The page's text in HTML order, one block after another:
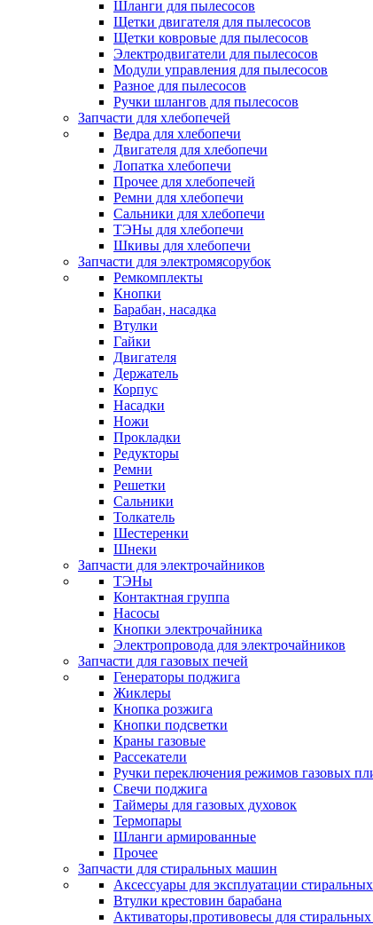
Шланги для пылесосов
Щетки двигателя для пылесосов
Щетки ковровые для пылесосов
Электродвигатели для пылесосов
Модули управления для пылесосов
Разное для пылесосов
Ручки шлангов для пылесосов
Запчасти для хлебопечей
Ведра для хлебопечи
Двигателя для хлебопечи
Лопатка хлебопечи
Прочее для хлебопечей
Ремни для хлебопечи
Сальники для хлебопечи
ТЭНы для хлебопечи
Шкивы для хлебопечи
Запчасти для электромясорубок
Ремкомплекты
Кнопки
Барабан, насадка
Втулки
Гайки
Двигателя
Держатель
Корпус
Насадки
Ножи
Прокладки
Редукторы
Ремни
Решетки
Сальники
Толкатель
Шестеренки
Шнеки
Запчасти для электрочайников
ТЭНы
Контактная группа
Насосы
Кнопки электрочайника
Электропровода для электрочайников
Запчасти для газовых печей
Генераторы поджига
Жиклеры
Кнопка розжига
Кнопки подсветки
Краны газовые
Рассекатели
Ручки переключения режимов газовых
Свечи поджига
Таймеры для газовых духовок
Термопары
Шланги армированные
Прочее
Запчасти для стиральных машин
Аксессуары для эксплуатации
Втулки крестовин барабана
Активаторы,противовесы для